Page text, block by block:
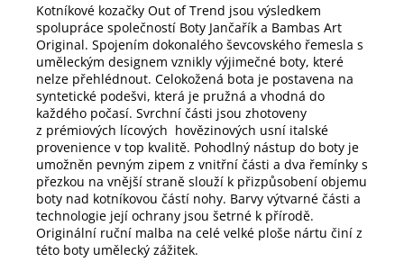
Kotníkové kozačky Out of Trend jsou výsledkem
spolupráce společností Boty Jančařík a Bambas Art
Original. Spojením dokonalého ševcovského řemesla s
uměleckým designem vznikly výjimečné boty, které
nelze přehlédnout. Celokožená bota je postavena na
syntetické podešvi, která je pružná a vhodná do
každého počasí. Svrchní části jsou zhotoveny
z prémiových lícových hovězinových usní italské
provenience v top kvalitě. Pohodlný nástup do boty je
umožněn pevným zipem z vnitřní části a dva řemínky s
přezkou na vnější straně slouží k přizpůsobení objemu
boty nad kotníkovou částí nohy. Barvy výtvarné části a
technologie její ochrany jsou šetrné k přírodě.
Originální ruční malba na celé velké ploše nártu činí z
této boty umělecký zážitek.